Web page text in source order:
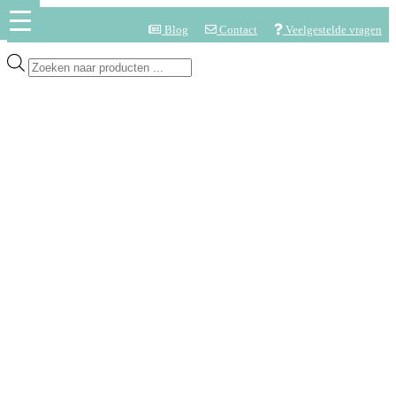
Blog Contact Veelgestelde vragen